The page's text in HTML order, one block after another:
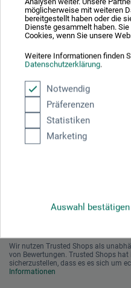
möglicherweise mit weiteren
bereitgestellt haben oder die
Dienste gesammelt haben.
Cookies, wenn Sie unsere
Weitere Informationen finden
Datenschutzerklärung.
Notwendig
Präferenzen
Statistiken
Marketing
Auswahl bestätigen
Weitere Informationen zu unserer
entnehmen.
Zahlungsarten im Onlineshop
Das sagen unsere Kunden
Wir nutzen Trusted Shops als
von Bewertungen. Trusted Shops
sicherzustellen, dass es es sich um
Informationen